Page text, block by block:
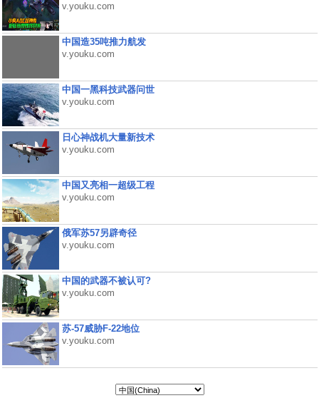
v.youku.com
中国造35吨推力航发
v.youku.com
中国一黑科技武器问世
v.youku.com
日心神战机大量新技术
v.youku.com
中国又亮相一超级工程
v.youku.com
俄军苏57另辟奇径
v.youku.com
中国的武器不被认可?
v.youku.com
苏-57威胁F-22地位
v.youku.com